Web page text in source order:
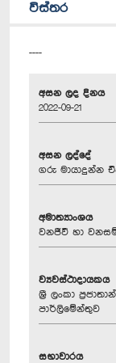
විස්තර
----
අසන ලද දිනය
2022-09-21
අසන ලද්දේ
ගරු මායාදුන්න
අමාත්‍යාංශය
වනජීවී හා
ව්‍යවස්ථාදායකය
ශ්‍රී ලංකා
පාර්ලිමේන්තුව
සභාවාරය